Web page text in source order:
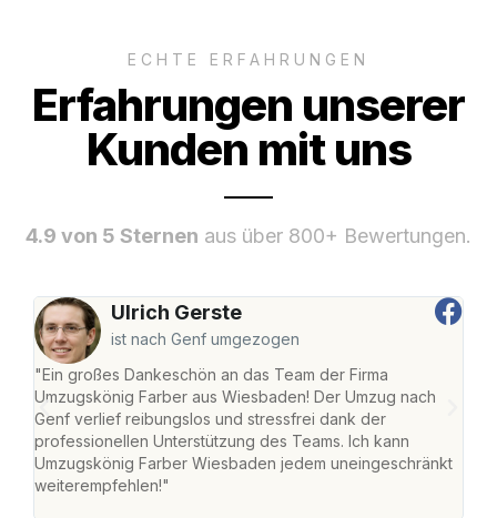
ECHTE ERFAHRUNGEN
Erfahrungen unserer
Kunden mit uns
4.9 von 5 Sternen aus über 800+ Bewertungen.
Ulrich Gerste
ist nach Genf umgezogen
"Ein großes Dankeschön an das Team der Firma
Umzugskönig Farber aus Wiesbaden! Der Umzug nach
Genf verlief reibungslos und stressfrei dank der
professionellen Unterstützung des Teams. Ich kann
Umzugskönig Farber Wiesbaden jedem uneingeschränkt
weiterempfehlen!"